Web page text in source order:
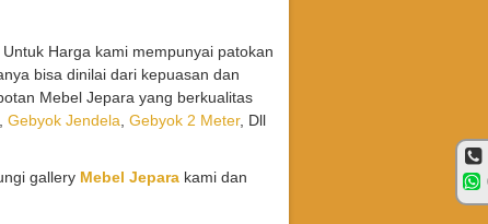
. Untuk Harga kami mempunyai patokan
bisa dinilai dari kepuasan dan
Mebel Jepara yang berkualitas
Gebyok Jendela Gebyok 2 Meter, Dll
gallery Mebel Jeparakami dan